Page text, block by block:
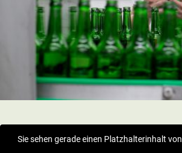
Sie sehen gerade einen Platzhalterinhalt von